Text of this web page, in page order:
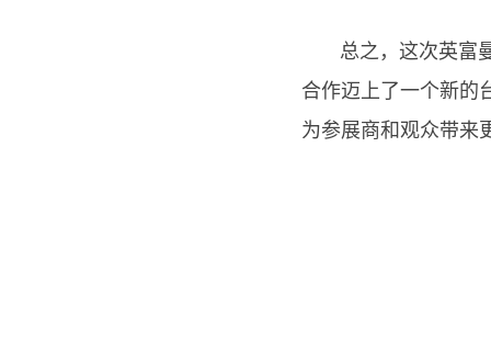
总之，这次英富曼
合作迈上了一个新的
为参展商和观众带来